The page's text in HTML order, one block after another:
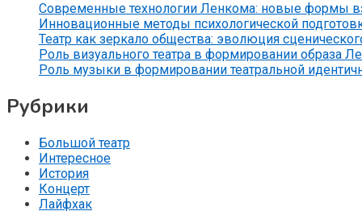
Современные технологии Ленкома: новые формы
Инновационные методы психологической
Театр как зеркало общества: эволюция
Роль визуального театра в формировании образа
Роль музыки в формировании театральной
Рубрики
Большой театр
Интересное
История
Концерт
Лайфхак